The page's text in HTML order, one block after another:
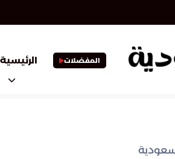
المفضلات الرئيسية